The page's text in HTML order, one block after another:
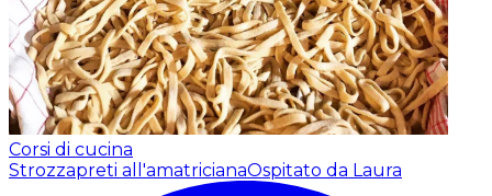
Corsi di cucina
Strozzapreti all'amatricianaOspitato da Laura